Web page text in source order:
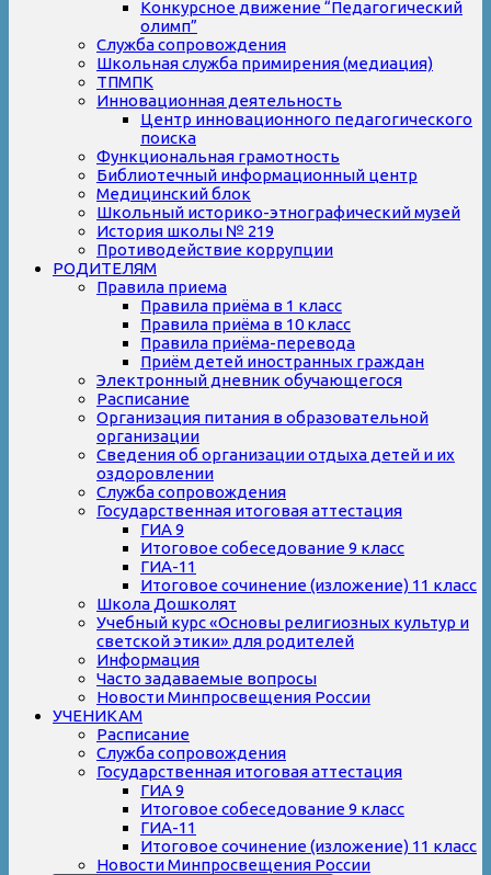
Конкурсное движение “Педагогический
олимп”
Служба сопровождения
Школьная служба примирения (медиация)
ТПМПК
Инновационная деятельность
Центр инновационного педагогического
поиска
Функциональная грамотность
Библиотечный информационный центр
Медицинский блок
Школьный историко-этнографический музей
История школы № 219
Противодействие коррупции
РОДИТЕЛЯМ
Правила приема
Правила приёма в 1 класс
Правила приёма в 10 класс
Правила приёма-перевода
Приём детей иностранных граждан
Электронный дневник обучающегося
Расписание
Организация питания в образовательной
организации
Сведения об организации отдыха детей и их
оздоровлении
Служба сопровождения
Государственная итоговая аттестация
ГИА 9
Итоговое собеседование 9 класс
ГИА-11
Итоговое сочинение (изложение) 11 класс
Школа Дошколят
Учебный курс «Основы религиозных культур и
светской этики» для родителей
Информация
Часто задаваемые вопросы
Новости Минпросвещения России
УЧЕНИКАМ
Расписание
Служба сопровождения
Государственная итоговая аттестация
ГИА 9
Итоговое собеседование 9 класс
ГИА-11
Итоговое сочинение (изложение) 11 класс
Новости Минпросвещения России